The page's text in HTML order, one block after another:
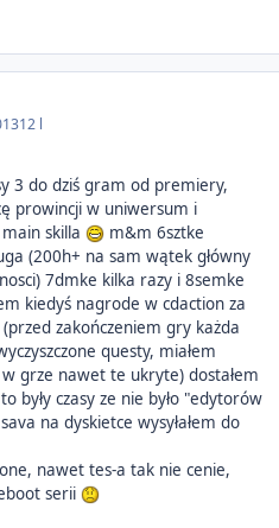
12 l
3 do dziś gram od premiery,
prowincji w uniwersum i
skilla
m&m 6sztke
(200h+ na sam wątek główny
7dmke kilka razy i 8semke
kiedyś nagrode w cdaction za
zakończeniem gry każda
questy, miałem
grze nawet te ukryte) dostałem
były czasy ze nie było "edytorów
na dyskietce wysyłałem do
nawet tes-a tak nie cenie,
serii